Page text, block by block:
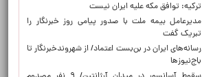
ترکیه: توافق مکه علیه ایران نیست
مدیرعامل بیمه ملت با صدور پیامی روز خبرنگار را
تبریک گفت
رسانه‌های ایران در بن‌بست اعتماد/ از شهروندخبرنگار تا
باج‌نیوزها